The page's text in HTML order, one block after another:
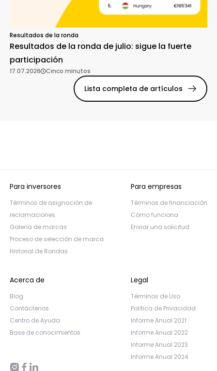
Resultados de la ronda
Resultados de la ronda de julio: sigue la fuerte
participación
17.07.2026 Cinco minutos
Lista completa de artículos
Para inversores
Términos de asignación de
reclamaciones
Galería de marcas
Proceso de selección de marca
Historial de Rondas
Para empresas
Términos de financiación
Cómo funciona
Enviar una solicitud
Acerca de
Blog
Contáctenos
Centro de Ayuda
Base de conocimientos
Legal
Términos de Uso
Política de Privacidad
Informe Anual 2021
Informe Anual 2022
Informe Anual 2023
Informe Anual 2024